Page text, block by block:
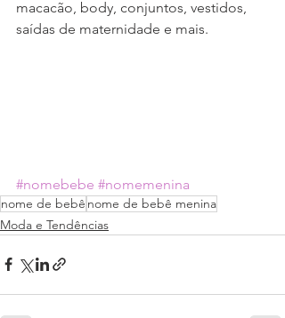
macacão, body, conjuntos, vestidos,
saídas de maternidade e mais.
#nomebebe #nomemenina
nome de bebê nome de bebê menina
Moda e Tendências